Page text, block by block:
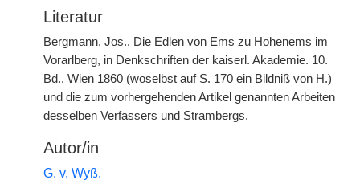
Literatur
Bergmann, Jos., Die Edlen von Ems zu Hohenems im
Vorarlberg, in Denkschriften der kaiserl. Akademie. 10.
Bd., Wien 1860 (woselbst auf S. 170 ein Bildniß von H.)
und die zum vorhergehenden Artikel genannten Arbeiten
desselben Verfassers und Strambergs.
Autor/in
G. v. Wyß.